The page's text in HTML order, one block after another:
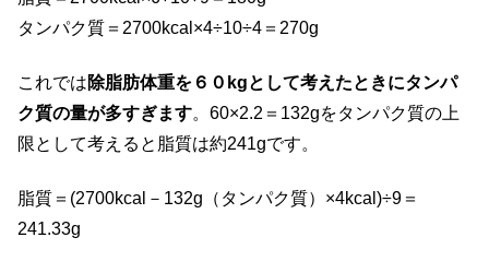
タンパク質＝2700kcal×4÷10÷4＝270g
これでは除脂肪体重を６０kgとして考えたときにタンパ
ク質の量が多すぎます。60×2.2＝132gをタンパク質の上
限として考えると脂質は約241gです。
脂質＝(2700kcal－132g（タンパク質）×4kcal)÷9＝
241.33g